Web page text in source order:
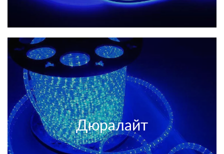
Дюралайт